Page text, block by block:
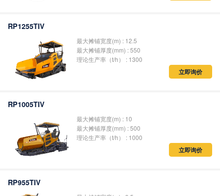
RP1255TIV
最大摊铺宽度(m) : 12.5
最大摊铺厚度(mm) : 550
理论生产率（t/h） : 1300
立即询价
RP1005TIV
最大摊铺宽度(m) : 10
最大摊铺厚度(mm) : 500
理论生产率（t/h） : 1000
立即询价
RP955TIV